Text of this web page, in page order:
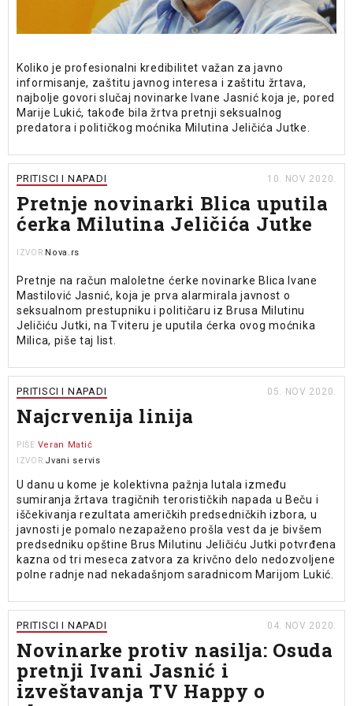
Koliko je profesionalni kredibilitet važan za javno
informisanje, zaštitu javnog interesa i zaštitu žrtava,
najbolje govori slučaj novinarke Ivane Jasnić koja je, pored
Marije Lukić, takođe bila žrtva pretnji seksualnog
predatora i političkog moćnika Milutina Jeličića Jutke.
PRITISCI I NAPADI 10. NOV 2020.
Pretnje novinarki Blica uputila
ćerka Milutina Jeličića Jutke
IZVOR Nova.rs
Pretnje na račun maloletne ćerke novinarke Blica Ivane
Mastilović Jasnić, koja je prva alarmirala javnost o
seksualnom prestupniku i političaru iz Brusa Milutinu
Jeličiću Jutki, na Tviteru je uputila ćerka ovog moćnika
Milica, piše taj list.
PRITISCI I NAPADI 05. NOV 2020.
Najcrvenija linija
PIŠE Veran Matić
IZVOR Jvani servis
U danu u kome je kolektivna pažnja lutala između
sumiranja žrtava tragičnih terorističkih napada u Beču i
iščekivanja rezultata američkih predsedničkih izbora, u
javnosti je pomalo nezapaženo prošla vest da je bivšem
predsedniku opštine Brus Milutinu Jeličiću Jutki potvrđena
kazna od tri meseca zatvora za krivčno delo nedozvoljene
polne radnje nad nekadašnjom saradnicom Marijom Lukić.
PRITISCI I NAPADI 04. NOV 2020.
Novinarke protiv nasilja: Osuda
pretnji Ivani Jasnić i
izveštavanja TV Happy o